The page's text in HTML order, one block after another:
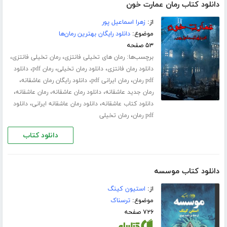
دانلود کتاب رمان عمارت خون
از:زهرا اسماعیل پور
موضوع:دانلود رایگان بهترین رمان‌ها
۵۳ صفحه
برچسب‌ها:رمان های تخیلی فانتزی،رمان تخیلی فانتزی،
دانلود رمان فانتزی،دانلود رمان تخیلی،رمان pdf ،دانلود
pdf رمان
،رمان ایرانی pdf ،دانلود رایگان رمان عاشقانه،
رمان جدید عاشقانه،دانلود رمان عاشقانه،رمان عاشقانه،
دانلود کتاب عاشقانه،دانلود رمان عاشقانه ایرانی،دانلود
pdf رمان
،رمان تخیلی
دانلود کتاب
دانلود کتاب موسسه
از: استیون کینگ
موضوع:ترسناک
۷۲۶ صفحه